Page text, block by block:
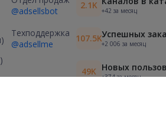
@adsellsbot
Техподдержка
@adsellme
2.1K +42 за месяц
107.5KУспешных
+2 006 за месяц
49K Новых
+374 за месяц